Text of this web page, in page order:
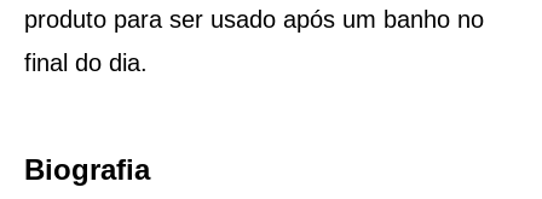
produto para ser usado após um banho no
final do dia.
Biografia